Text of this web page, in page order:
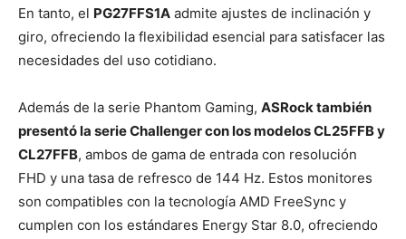
En tanto, el PG27FFS1A admite ajustes de inclinación y
giro, ofreciendo la flexibilidad esencial para satisfacer las
necesidades del uso cotidiano.
Además de la serie Phantom Gaming, ASRock también
presentó la serie Challenger con los modelos CL25FFB y
CL27FFB, ambos de gama de entrada con resolución
FHD y una tasa de refresco de 144 Hz. Estos monitores
son compatibles con la tecnología AMD FreeSync y
cumplen con los estándares Energy Star 8.0, ofreciendo